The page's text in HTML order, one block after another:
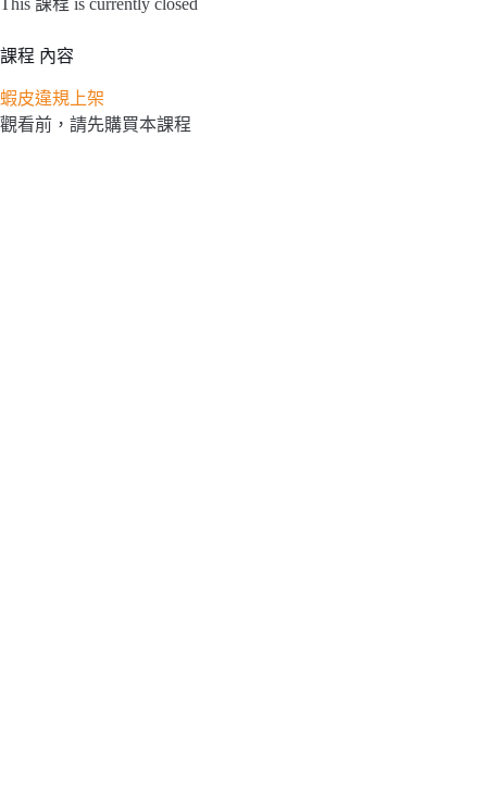
課程 內容
蝦皮違規上架
觀看前，請先購買本課程